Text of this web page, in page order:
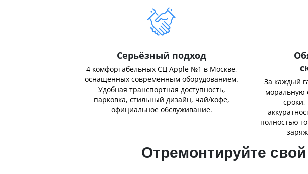
Серьёзный подход
4 комфортабельных СЦ Apple №1 в Москве,
оснащенных современным оборудованием.
Удобная транспортная доступность,
парковка, стильный дизайн, чай/кофе,
официальное обслуживание.
За каждый
моральную
полностью
Отремонтируйте